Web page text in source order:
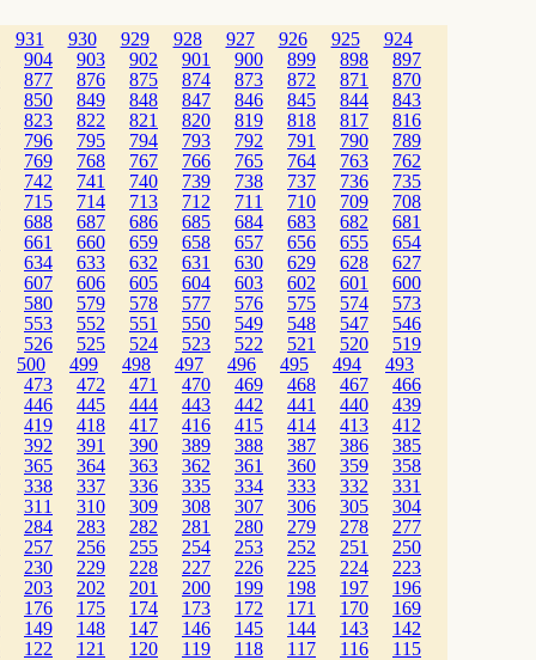
931 930 929 928 927 926 925
924
904 903 902 901 900 899 898
897
877 876 875 874 873 872 871
870
850 849 848 847 846 845 844
843
823 822 821 820 819 818 817
816
796 795 794 793 792 791 790
789
769 768 767 766 765 764 763
762
742 741 740 739 738 737 736
735
715 714 713 712 711 710 709
708
688 687 686 685 684 683 682
681
661 660 659 658 657 656 655
654
634 633 632 631 630 629 628
627
607 606 605 604 603 602 601
600
580 579 578 577 576 575 574
573
553 552 551 550 549 548 547
546
526 525 524 523 522 521 520
519
500 499 498 497 496 495 494
493
473 472 471 470 469 468 467
466
446 445 444 443 442 441 440
439
419 418 417 416 415 414 413
412
392 391 390 389 388 387 386
385
365 364 363 362 361 360 359
358
338 337 336 335 334 333 332
331
311 310 309 308 307 306 305
304
284 283 282 281 280 279 278
277
257 256 255 254 253 252 251
250
230 229 228 227 226 225 224
223
203 202 201 200 199 198 197
196
176 175 174 173 172 171 170
169
149 148 147 146 145 144 143
142
122 121 120 119 118 117 116
115